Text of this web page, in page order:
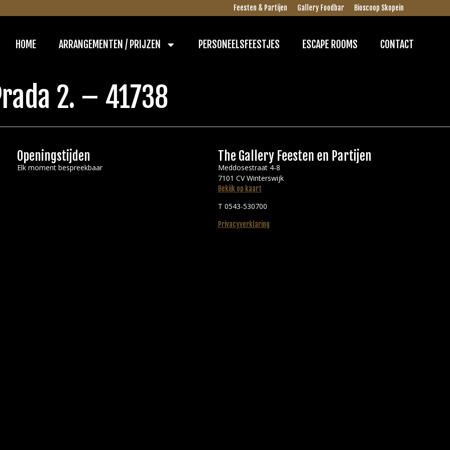
Feesten & Partijen Gallery Foodbar Bioscoop Skopein
HOME ARRANGEMENTEN / PRIJZEN PERSONEELSFEESTJES ESCAPE ROOMS CONTACT
2. – 41738
Openingstijden
Elk moment bespreekbaar
The Gallery Feesten en Partijen
Meddosestraat 4-8
7101 CV Winterswijk
Bekijk op kaart
T 0543-530700
Privacyverklaring